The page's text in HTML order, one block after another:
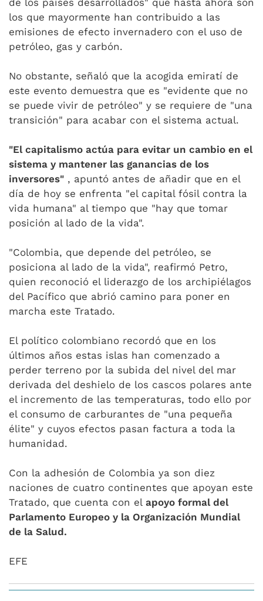
de los países desarrollados" que hasta ahora son
los que mayormente han contribuido a las
emisiones de efecto invernadero con el uso de
petróleo, gas y carbón.
No obstante, señaló que la acogida emiratí de
este evento demuestra que es "evidente que no
se puede vivir de petróleo" y se requiere de "una
transición" para acabar con el sistema actual.
"El capitalismo actúa para evitar un cambio en el
sistema y mantener las ganancias de los
inversores" , apuntó antes de añadir que en el
día de hoy se enfrenta "el capital fósil contra la
vida humana" al tiempo que "hay que tomar
posición al lado de la vida".
"Colombia, que depende del petróleo, se
posiciona al lado de la vida", reafirmó Petro,
quien reconoció el liderazgo de los archipiélagos
del Pacífico que abrió camino para poner en
marcha este Tratado.
El político colombiano recordó que en los
últimos años estas islas han comenzado a
perder terreno por la subida del nivel del mar
derivada del deshielo de los cascos polares ante
el incremento de las temperaturas, todo ello por
el consumo de carburantes de "una pequeña
élite" y cuyos efectos pasan factura a toda la
humanidad.
Con la adhesión de Colombia ya son diez
naciones de cuatro continentes que apoyan este
Tratado, que cuenta con el apoyo formal del
Parlamento Europeo y la Organización Mundial
de la Salud.
EFE